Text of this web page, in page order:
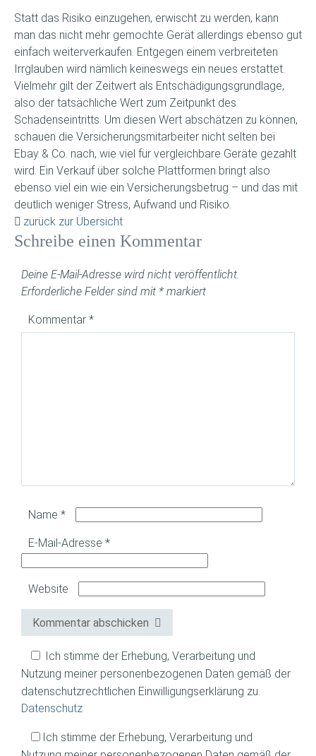
Statt das Risiko einzugehen, erwischt zu werden, kann
man das nicht mehr gemochte Gerät allerdings ebenso gut
einfach weiterverkaufen. Entgegen einem verbreiteten
Irrglauben wird nämlich keineswegs ein neues erstattet.
Vielmehr gilt der Zeitwert als Entschädigungsgrundlage,
also der tatsächliche Wert zum Zeitpunkt des
Schadenseintritts. Um diesen Wert abschätzen zu können,
schauen die Versicherungsmitarbeiter nicht selten bei
Ebay & Co. nach, wie viel für vergleichbare Geräte gezahlt
wird. Ein Verkauf über solche Plattformen bringt also
ebenso viel ein wie ein Versicherungsbetrug – und das mit
deutlich weniger Stress, Aufwand und Risiko.
zurück zur Übersicht
Schreibe einen Kommentar
Deine E-Mail-Adresse wird nicht veröffentlicht.
Erforderliche Felder sind mit * markiert
Kommentar *
Name *
E-Mail-Adresse *
Website
Kommentar abschicken
Ich stimme der Erhebung, Verarbeitung und
Nutzung meiner personenbezogenen Daten gemäß der
datenschutzrechtlichen Einwilligungserklärung zu.
Datenschutz
Ich stimme der Erhebung, Verarbeitung und